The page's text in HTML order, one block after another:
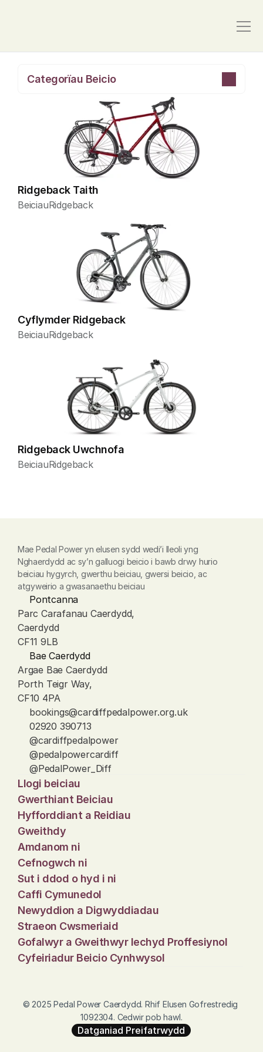
Categorïau Beicio
Ridgeback Taith
BeiciauRidgeback
Cyflymder Ridgeback
BeiciauRidgeback
Ridgeback Uwchnofa
BeiciauRidgeback
Mae Pedal Power yn elusen sydd wedi’i lleoli yng
Nghaerdydd ac sy’n galluogi beicio i bawb drwy hurio
beiciau hygyrch, gwerthu beiciau, gwersi beicio, ac
atgyweirio a gwasanaethu beiciau
Pontcanna
Parc Carafanau Caerdydd,
Caerdydd
CF11 9LB
Bae Caerdydd
Argae Bae Caerdydd
Porth Teigr Way,
CF10 4PA
bookings@cardiffpedalpower.org.uk
02920 390713
@cardiffpedalpower
@pedalpowercardiff
@PedalPower_Diff
Llogi beiciau
Gwerthiant Beiciau
Hyfforddiant a Reidiau
Gweithdy
Amdanom ni
Cefnogwch ni
Sut i ddod o hyd i ni
Caffi Cymunedol
Newyddion a Digwyddiadau
Straeon Cwsmeriaid
Gofalwyr a Gweithwyr Iechyd Proffesiynol
Cyfeiriadur Beicio Cynhwysol
© 2025 Pedal Power Caerdydd. Rhif Elusen Gofrestredig
1092304. Cedwir pob hawl.
Datganiad Preifatrwydd